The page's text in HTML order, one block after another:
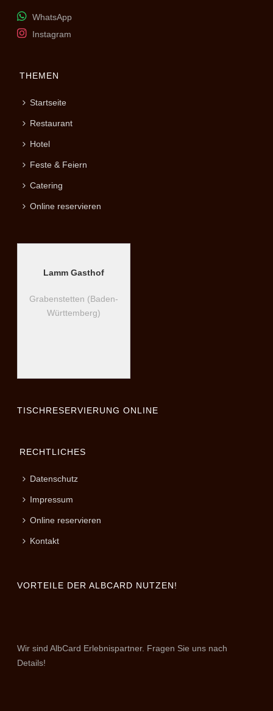
WhatsApp
Instagram
THEMEN
Startseite
Restaurant
Hotel
Feste & Feiern
Catering
Online reservieren
Lamm Gasthof
Grabenstetten (Baden-
Württemberg)
TISCHRESERVIERUNG ONLINE
RECHTLICHES
Datenschutz
Impressum
Online reservieren
Kontakt
VORTEILE DER ALBCARD NUTZEN!
Wir sind AlbCard Erlebnispartner. Fragen Sie uns nach
Details!